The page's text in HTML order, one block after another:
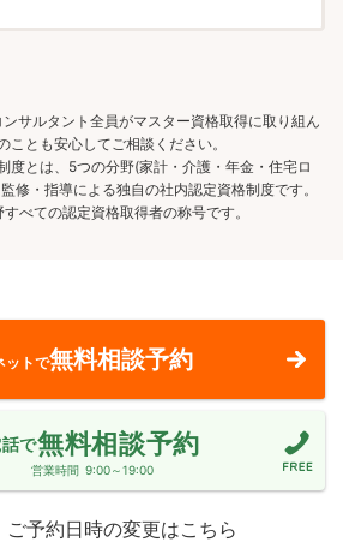
サルタント全員がマスター資格取得に取り組ん
とも安心してご相談ください。
度とは、5つの分野(家計・介護・年金・住宅ロ
修・指導による独自の社内認定資格制度です。
べての認定資格取得者の称号です。
ットで無料相談予約
で無料相談予約
営業時間 9:00～19:00
ご予約日時の変更はこちら